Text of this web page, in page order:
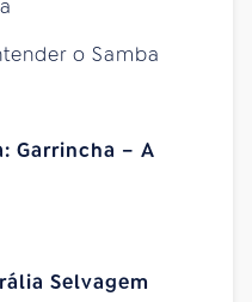
o Samba
Garrincha – A
Selvagem